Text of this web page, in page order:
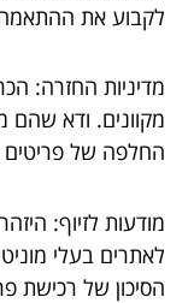
לקבוע את ההתאמה
מדיניות החזרה:
מקוונים. ודא שהם
החלפה של פריטים
מודעות לזיוף:
לאתרים בעלי
הסיכון של רכישת